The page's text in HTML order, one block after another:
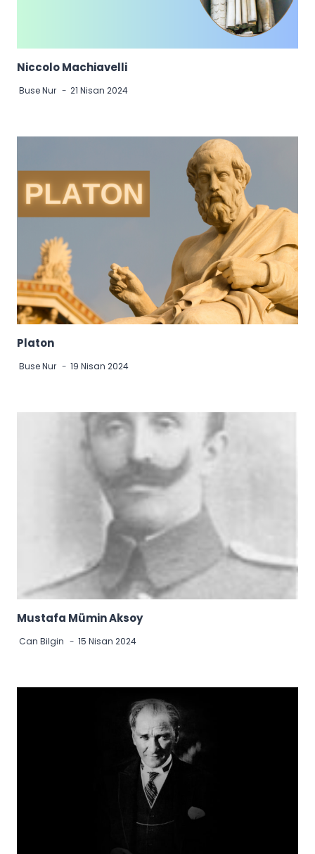
Niccolo Machiavelli
Buse Nur 21 Nisan 2024
Platon
Buse Nur 19 Nisan 2024
Mustafa Mümin Aksoy
Can Bilgin 15 Nisan 2024